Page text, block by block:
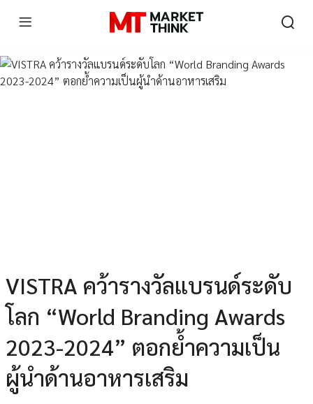
VISTRA คว้ารางวัลแบรนด์ระดับ
โลก “World Branding Awards
2023-2024” ตอกย้ำความเป็น
ผู้นำด้านอาหารเสริม